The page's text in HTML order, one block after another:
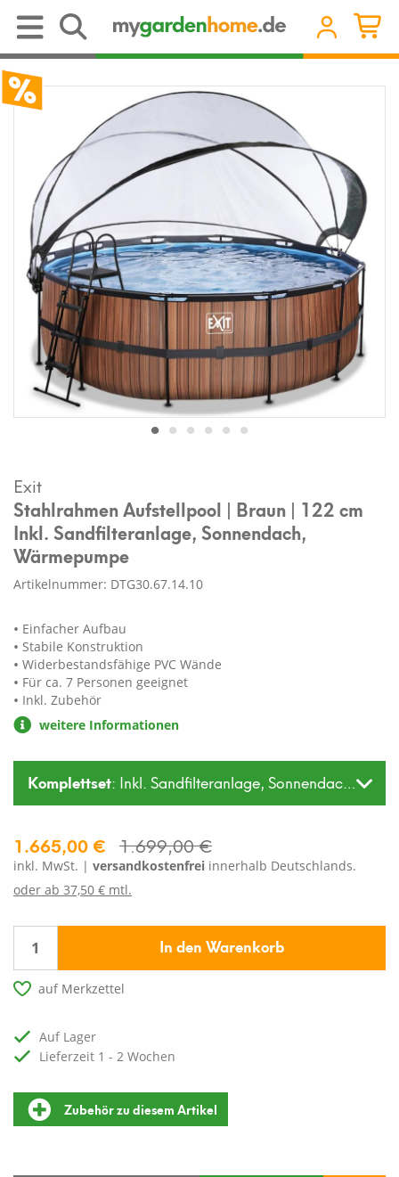
Exit
Stahlrahmen Aufstellpool | Braun | 122 cm
Inkl. Sandfilteranlage, Sonnendach,
Wärmepumpe
Artikelnummer: DTG30.67.14.10
Einfacher Aufbau
Stabile Konstruktion
Widerbestandsfähige PVC Wände
Für ca. 7 Personen geeignet
Inkl. Zubehör
weitere Informationen
Komplettset: Inkl. Sandfilteranlage, Sonnendach,
1.665,00 € 1.699,00 €
inkl. MwSt. | versandkostenfrei innerhalb Deutschlands.
oder ab 37,50 € mtl.
In den Warenkorb
auf Merkzettel
auf Lager
Lieferzeit 1 - 2 Wochen
Zubehör zu diesem Artikel